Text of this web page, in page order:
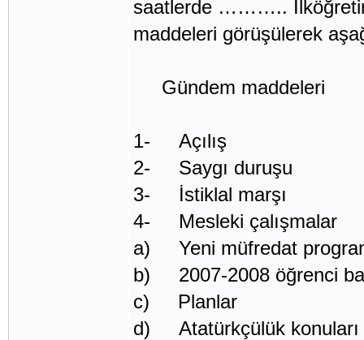
saatlerde ……….. İlköğretim
maddeleri görüşülerek
Gündem maddeleri
1- Açılış
2- Saygı duruşu
3- İstiklal marşı
4- Mesleki çalışmalar
a) Yeni müfredat
b) 2007-2008 öğrenci
c) Planlar
d) Atatürkçülük konuları